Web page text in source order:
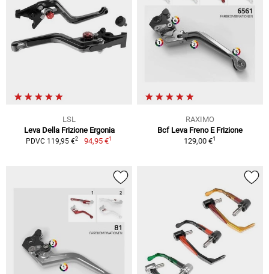
LSL
Leva Della Frizione Ergonia
PDVC 119,95 €2 94,95 €1
RAXIMO
Bcf Leva Freno E Frizione
129,00 €1